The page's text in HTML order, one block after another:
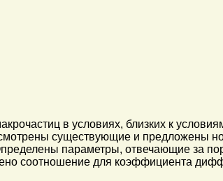
в условиях, близких к
существующие и предложены
параметры, отвечающие за
соотношение для коэффициента